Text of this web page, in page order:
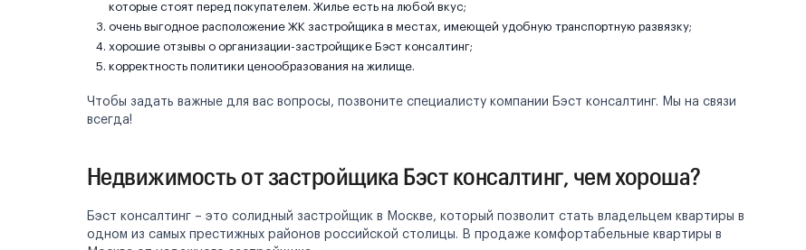
которые стоят перед покупателем. Жилье есть на любой вкус;
очень выгодное расположение ЖК застройщика в местах, имеющей удобную транспортную развязку;
хорошие отзывы о организации-застройщике Бэст консалтинг;
корректность политики ценообразования на жилище.
Чтобы задать важные для вас вопросы, позвоните специалисту компании Бэст консалтинг. Мы на связи
всегда!
Недвижимость от застройщика Бэст консалтинг, чем хороша?
Бэст консалтинг – это солидный застройщик в Москве, который позволит стать владельцем квартиры в
одном из самых престижных районов российской столицы. В продаже комфортабельные квартиры в